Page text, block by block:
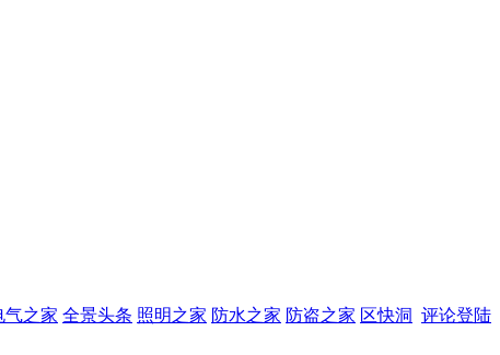
评论登陆
气之家 全景头条 照明之家 防水之家 防盗之家 区快洞